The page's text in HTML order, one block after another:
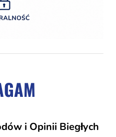
i Opinii Biegłych